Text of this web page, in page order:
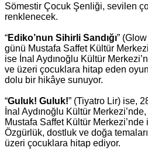
Sömestir Çocuk Şenliği, sevilen
renklenecek.
“Ediko’nun Sihirli Sandığı”
günü Mustafa Saffet Kültür
ise İnal Aydınoğlu Kültür
ve üzeri çocuklara hitap eden
dolu bir hikâye sunuyor.
“Guluk! Guluk!” (Tiyatro Lir) ise,
İnal Aydınoğlu Kültür
Mustafa Saffet Kültür
Özgürlük, dostluk ve doğa
üzeri çocuklara hitap ediyor.